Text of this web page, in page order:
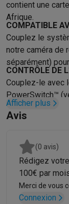
contient une
Afrique.
COMPATIBLE
Couplez le
notre caméra de
séparément)
CONTRÔLE DE
Couplez-le avec
PowerSwitch™
facilement
tels que les
Afficher plus
Avis
(0 avis)
Rédigez
100€ par
Merci de vous
Connexion